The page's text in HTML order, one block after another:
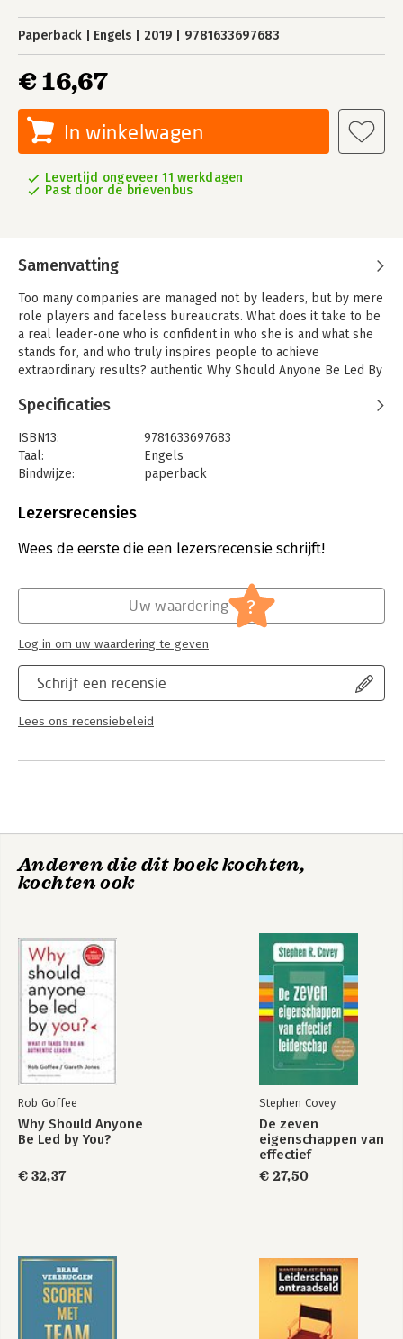
Paperback Engels 2019 9781633697683
€ 16,67
In winkelwagen
Levertijd ongeveer 11 werkdagen
Past door de brievenbus
Samenvatting
Too many companies are managed not by leaders, but by mere
role players and faceless bureaucrats. What does it take to be
a real leader-one who is confident in who she is and what she
stands for, and who truly inspires people to achieve
extraordinary results? authentic Why Should Anyone Be Led By
Specificaties
ISBN13:
9781633697683
Taal:
Engels
Bindwijze:
paperback
Uitgever:
Lezersrecensies
Wees de eerste die een lezersrecensie schrijft!
Schrijf een recensie
Lees ons recensiebeleid
Uw waardering ?
Log in om uw waardering te geven
Anderen die dit boek kochten,
kochten ook
Rob Goffee
Why Should Anyone
Be Led by You?
€ 32,37
Stephen Covey
De zeven
eigenschappen van
effectief
leiderschap
€ 27,50